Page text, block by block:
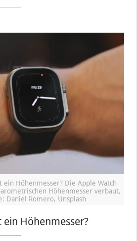
Höhenmesser? Die Apple Watch
Höhenmesser verbaut,
Daniel Romero, Unsplash
Höhenmesser?